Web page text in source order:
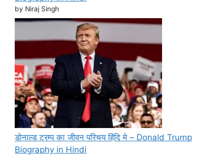
by Niraj Singh
डोनाल्ड ट्रम्प का जीवन परिचय हिंदि मे – Donald Trump
Biography in Hindi